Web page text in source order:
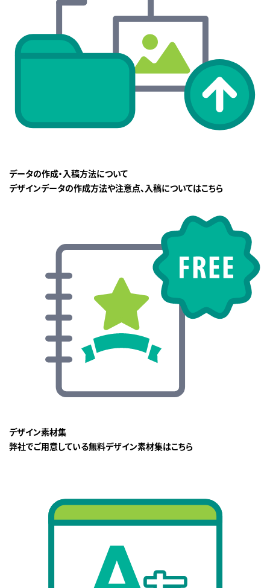
データの作成・入稿方法について
デザインデータの作成方法や注意点、入稿についてはこちら
デザイン素材集
弊社でご用意している無料デザイン素材集はこちら